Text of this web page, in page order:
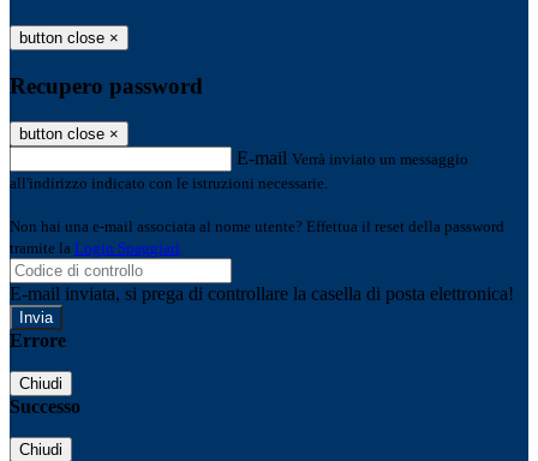
button close ×
Recupero password
button close ×
E-mail Verrà inviato un messaggio
all'indirizzo indicato con le istruzioni necessarie.
Non hai una e-mail associata al nome utente? Effettua il reset della password
tramite la Login Spaggiari
E-mail inviata, si prega di controllare la casella di posta elettronica!
Errore
Chiudi
Successo
Chiudi